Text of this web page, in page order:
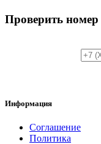
Проверить номер
Информация
Соглашение
Политика